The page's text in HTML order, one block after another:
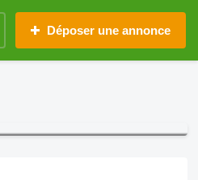
Déposer une annonce